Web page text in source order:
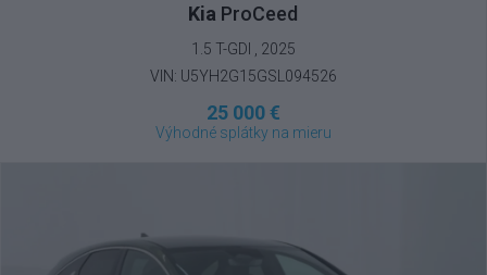
Kia ProCeed
1.5 T-GDI , 2025
VIN: U5YH2G15GSL094526
25 000 €
Výhodné splátky na mieru